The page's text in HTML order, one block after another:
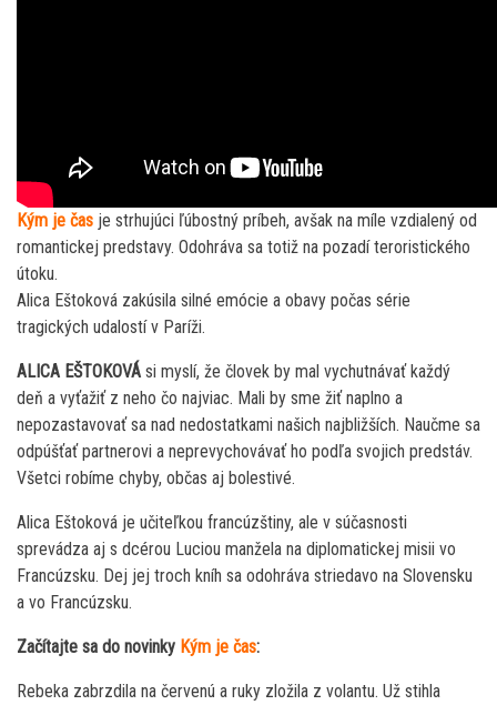
Kým je čas je strhujúci ľúbostný príbeh, avšak na míle vzdialený od
romantickej predstavy. Odohráva sa totiž na pozadí teroristického
útoku.
Alica Eštoková zakúsila silné emócie a obavy počas série
tragických udalostí v Paríži.
ALICA EŠTOKOVÁ si myslí, že človek by mal vychutnávať každý
deň a vyťažiť z neho čo najviac. Mali by sme žiť naplno a
nepozastavovať sa nad nedostatkami našich najbližších. Naučme sa
odpúšťať partnerovi a neprevychovávať ho podľa svojich predstáv.
Všetci robíme chyby, občas aj bolestivé.
Alica Eštoková je učiteľkou francúzštiny, ale v súčasnosti
sprevádza aj s dcérou Luciou manžela na diplomatickej misii vo
Francúzsku. Dej jej troch kníh sa odohráva striedavo na Slovensku
a vo Francúzsku.
Začítajte sa do novinky Kým je čas:
Rebeka zabrzdila na červenú a ruky zložila z volantu. Už stihla